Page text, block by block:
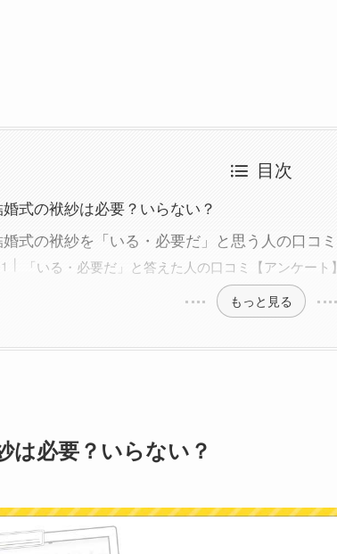
目次
式の袱紗は必要？いらない？
式の袱紗を「いる・必要だ」と思う人の口コミ
「いる・必要だ」と答えた人の口コミ【アンケート】
もっと見る
は必要？いらない？